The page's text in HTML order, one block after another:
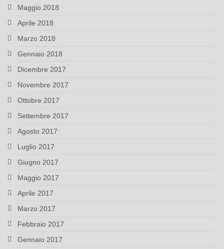
Maggio 2018
Aprile 2018
Marzo 2018
Gennaio 2018
Dicembre 2017
Novembre 2017
Ottobre 2017
Settembre 2017
Agosto 2017
Luglio 2017
Giugno 2017
Maggio 2017
Aprile 2017
Marzo 2017
Febbraio 2017
Gennaio 2017